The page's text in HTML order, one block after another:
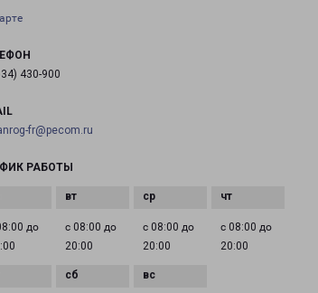
430-900
fr@pecom.ru
РАБОТЫ
до
с 08:00 до
20:00
с 08:00 до
20:00
с 08:00 до
20:00